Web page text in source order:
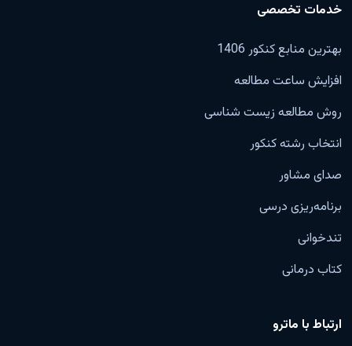
خدمات تخصصی
بهترین منابع کنکور 1406
افزایش ساعت مطالعه
روش مطالعه زیست شناسی
انتخاب رشته کنکور
صدای مشاور
برنامه‌ریزی درسی
تندخوانی
کتاب درمانی
ارتباط با ماترو